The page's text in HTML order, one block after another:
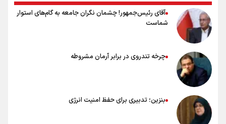
آقای رئیس‌جمهور! چشمان نگران جامعه به گام‌های استوار
شماست
چرخه تندروی در برابر آرمان مشروطه
بنزین؛ تدبیری برای حفظ امنیت انرژی